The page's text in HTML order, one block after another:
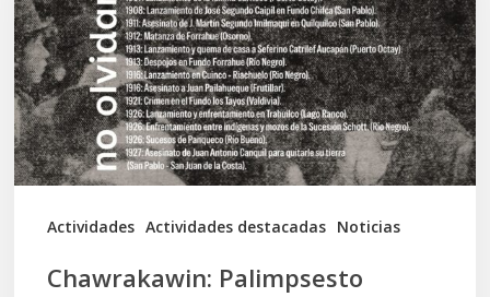
Actividades Actividades destacadas Noticias
través
del
arte
las
tensiones
documentales
Chawrakawin: Palimpsesto